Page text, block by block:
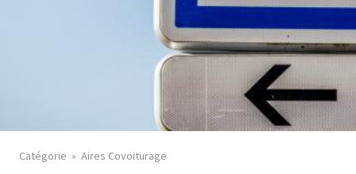
Catégorie Aires Covoiturage